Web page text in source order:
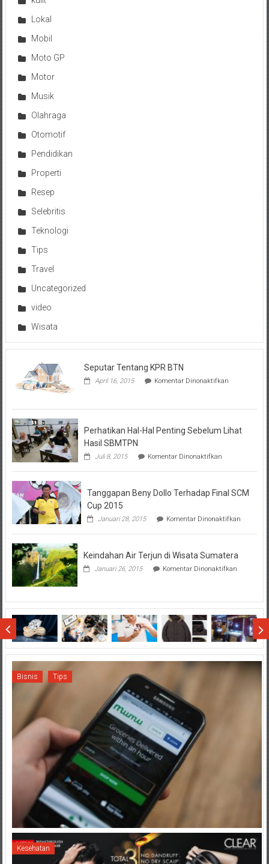
Lokal
Mobil
Moto GP
Motor
Musik
Olahraga
Otomotif
Pendidikan
Properti
Resep
Selebritis
Teknologi
Tips
Travel
Uncategorized
video
Wisata
Seputar Tentang KPR BTN
April 16, 2015 Komentar Dinonaktifkanpada
Perhatikan Hal-Hal Penting Sebelum Lihat
Hasil SBMTPN
Juli 8, 2015 Komentar Dinonaktifkanpada
Hal-
Penting
Hasil
Tanggapan Beny Dollo Terhadap Final SCM
Cup 2015
Januari 28, 2015 Komentar Dinonaktifkanpada
Beny
Keindahan Air Terjun di Wisata Sumatera
Januari 26, 2015 Komentar Dinonaktifkanpada
di
Wisata
Sumatera
Bisnis Tips
Kesehatan